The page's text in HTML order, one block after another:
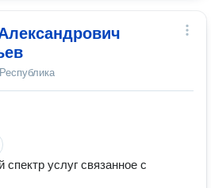
услуг связанное с